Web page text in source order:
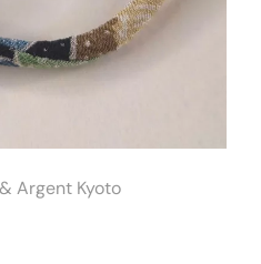
Argent Kyoto